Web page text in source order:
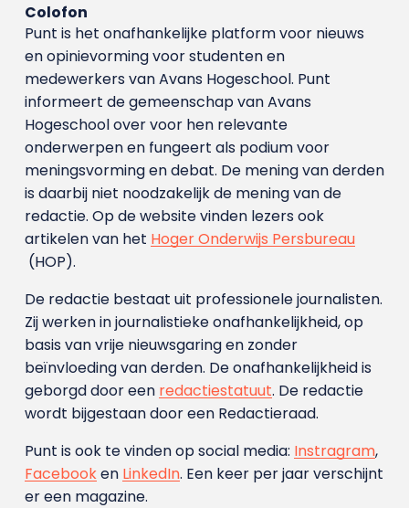
Colofon
Punt is het onafhankelijke platform voor nieuws
en opinievorming voor studenten en
medewerkers van Avans Hoge­school. Punt
informeert de gemeenschap van Avans
Hogeschool over voor hen relevante
onderwerpen en fungeert als podium voor
meningsvorming en debat. De mening van derden
is daarbij niet noodzakelijk de mening van de
redactie. Op de website vinden lezers ook
artikelen van het Hoger Onderwijs Persbureau
(HOP).
De redactie bestaat uit professionele journalisten.
Zij werken in journalistieke onafhankelijkheid, op
basis van vrije nieuwsgaring en zonder
beïnvloeding van derden. De onafhankelijkheid is
geborgd door een redactiestatuut. De redactie
wordt bijgestaan door een Redactieraad.
Punt is ook te vinden op social media: Instragram,
Facebooken LinkedIn. Een keer per jaar verschijnt
er een magazine.